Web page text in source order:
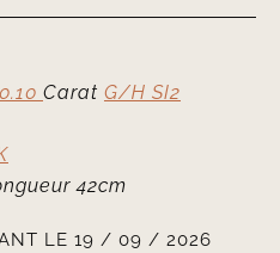
0.10 Carat G/H SI2
42cm
LE 19 / 09 / 2026